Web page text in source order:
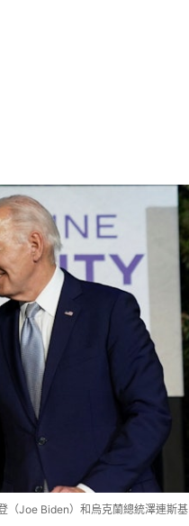
（Joe Biden）和烏克蘭總統澤連斯基